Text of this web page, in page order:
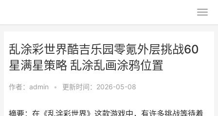
乱涂彩世界酷吉乐园零氪外层挑战60
星满星策略 乱涂乱画涂鸦位置
作者： admin • 更新时间：2026-05-08
摘要：在《乱涂彩世界》这款游戏中，有许多挑战等待着